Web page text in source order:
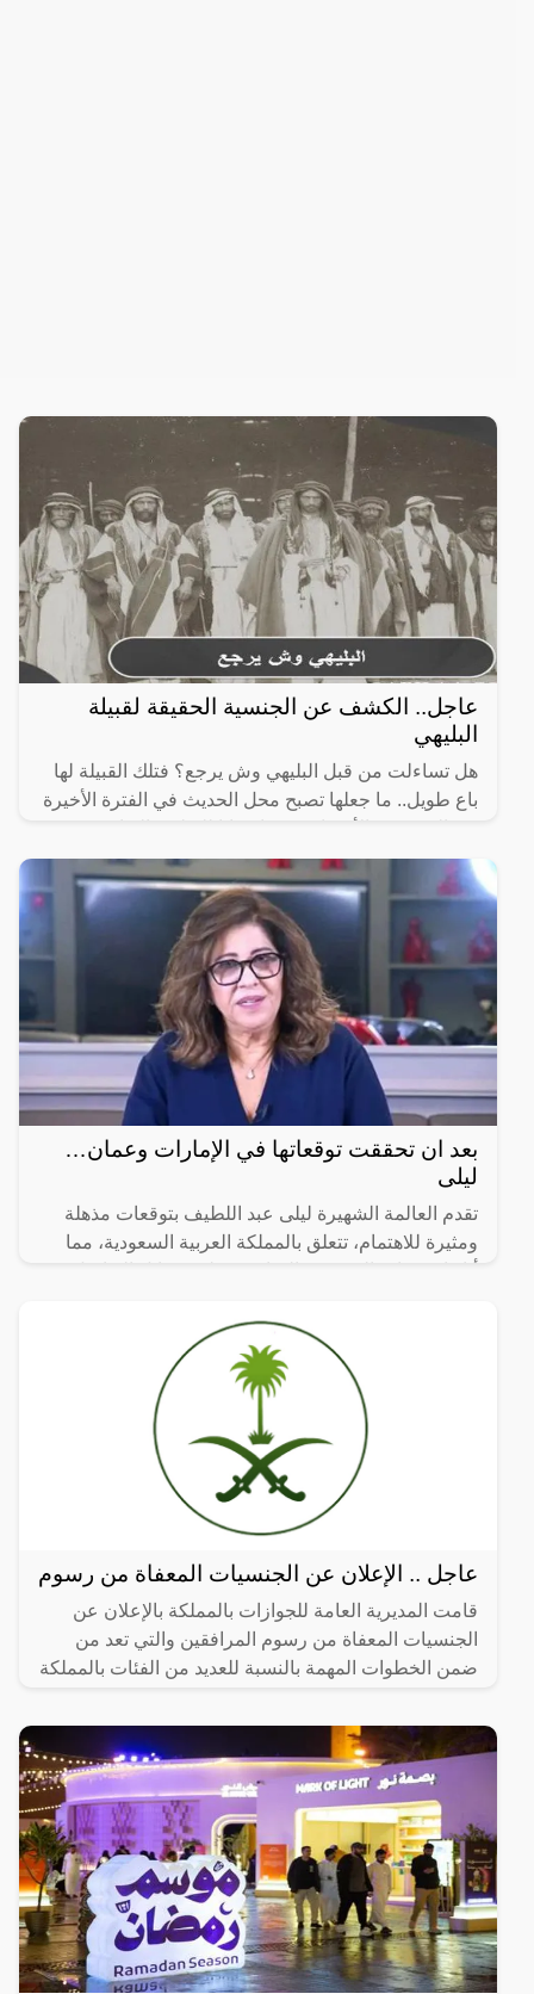
عاجل.. الكشف عن الجنسية الحقيقة لقبيلة
البليهي
هل تساءلت من قبل البليهي وش يرجع؟ فتلك القبيلة لها
باع طويل.. ما جعلها تصبح محل الحديث في الفترة الأخيرة
أهم
بعد ان تحققت توقعاتها في الإمارات وعمان…
ليلى
تقدم العالمة الشهيرة ليلى عبد اللطيف بتوقعات مذهلة
ومثيرة للاهتمام، تتعلق بالمملكة العربية السعودية، مما
عاجل .. الإعلان عن الجنسيات المعفاة من رسوم
قامت المديرية العامة للجوازات بالمملكة بالإعلان عن
الجنسيات المعفاة من رسوم المرافقين والتي تعد من
ضمن الخطوات المهمة بالنسبة للعديد من الفئات بالمملكة